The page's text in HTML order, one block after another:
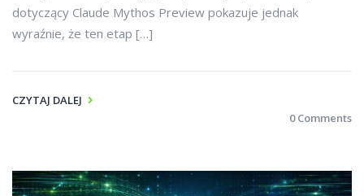
dotyczący Claude Mythos Preview pokazuje jednak
wyraźnie, że ten etap […]
CZYTAJ DALEJ
0 Comments